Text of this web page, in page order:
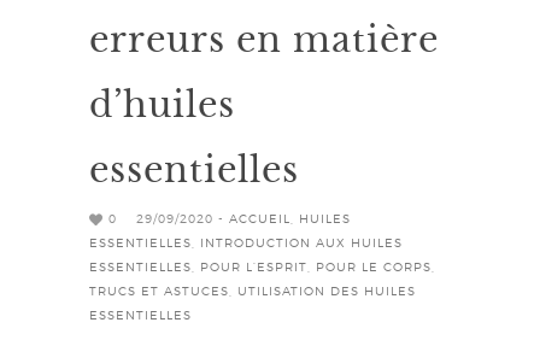
erreurs en matière
d’huiles
essentielles
0 29/09/2020 - ACCUEIL
HUILES
ESSENTIELLES
INTRODUCTION AUX HUILES
ESSENTIELLES
POUR L’ESPRIT POUR LE CORPS
TRUCS ET ASTUCES
UTILISATION DES HUILES
ESSENTIELLES